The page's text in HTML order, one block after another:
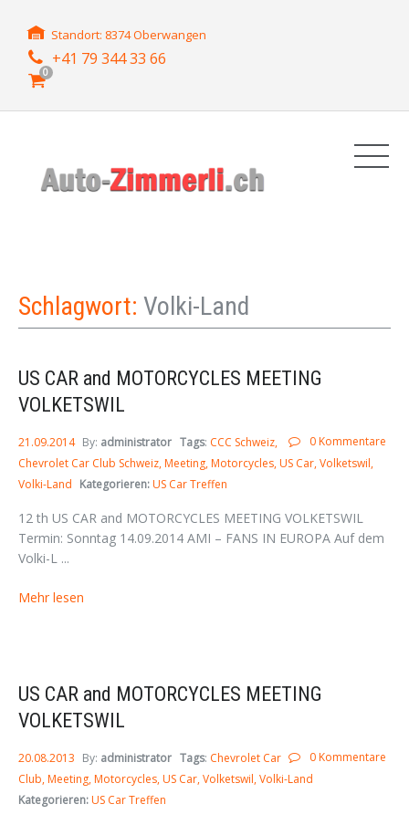
Standort: 8374 Oberwangen
+41 79 344 33 66
0
Schlagwort: Volki-Land
US CAR and MOTORCYCLES MEETING
VOLKETSWIL
0 Kommentare
21.09.2014 By: administrator Tags: CCC Schweiz
Chevrolet Car Club Schweiz Meeting Motorcycles US Car Volketswil
Volki-Land Kategorieren:US Car Treffen
12 th US CAR and MOTORCYCLES MEETING VOLKETSWIL
Termin: Sonntag 14.09.2014 AMI – FANS IN EUROPA Auf dem
Volki-L ...
Mehr lesen
US CAR and MOTORCYCLES MEETING
VOLKETSWIL
0 Kommentare
20.08.2013 By: administrator Tags: Chevrolet Car
Club Meeting Motorcycles US Car Volketswil Volki-Land
Kategorieren:US Car Treffen